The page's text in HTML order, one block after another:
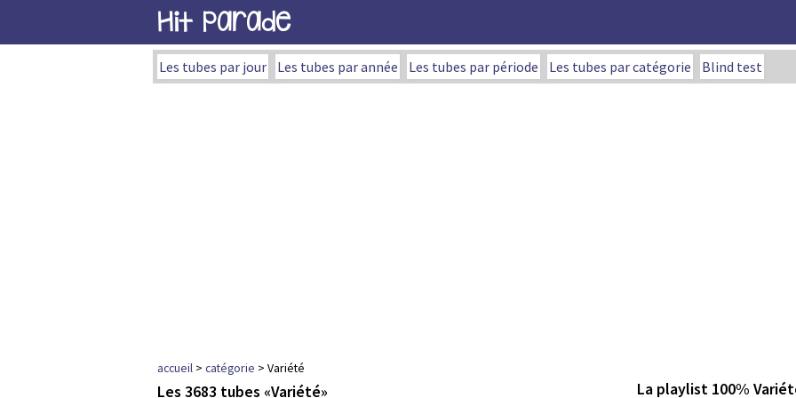
Hit Parade
Les tubes par jour Les tubes par année Les tubes par période Les tubes par catégorie Blind test
accueil > catégorie > Variété
La playlist 100%
Les 3683 tubes «Variété»